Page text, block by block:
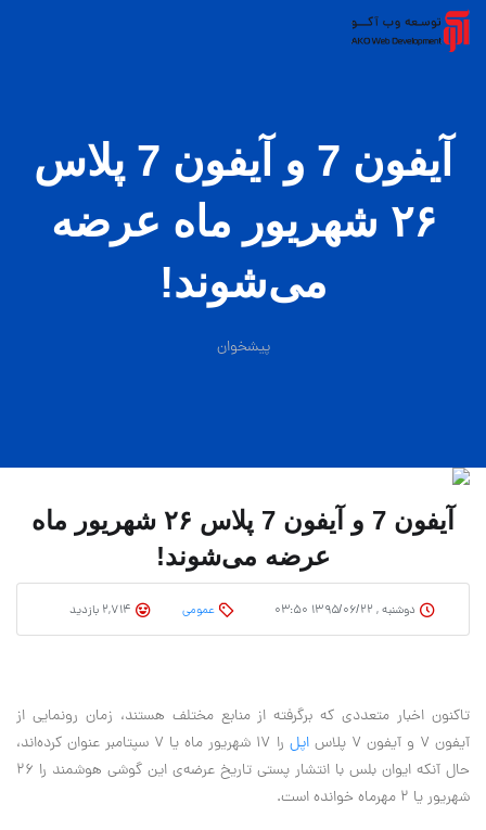
آیفون 7 و آیفون 7 پلاس
۲۶ شهریور ماه عرضه
می‌شوند!
پیشخوان
آیفون 7 و آیفون 7 پلاس ۲۶ شهریور ماه
عرضه می‌شوند!
دوشنبه , ۱۳۹۵/۰۶/۲۲ ۰۳:۵۰ عمومی
تاکنون اخبار متعددی که برگرفته از منابع مختلف هستند، زمان رونمایی از
آیفون ۷ و آیفون ۷ پلاس
اپل
را ۱۷ شهریور ماه یا ۷ سپتامبر عنوان کرده‌اند،
حال آنکه ایوان بلس با انتشار پستی تاریخ عرضه‌ی این گوشی هوشمند را ۲۶
شهریور یا ۲ مهرماه خوانده است.